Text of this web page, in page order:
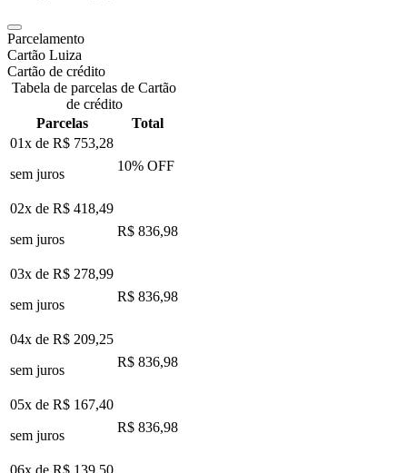
Parcelamento
Cartão Luiza
Cartão de crédito
Tabela de parcelas de Cartão
de crédito
Parcelas
Total
01x de R$ 753,28
sem juros
10% OFF
02x de R$ 418,49
sem juros
R$ 836,98
03x de R$ 278,99
sem juros
R$ 836,98
04x de R$ 209,25
sem juros
R$ 836,98
05x de R$ 167,40
sem juros
R$ 836,98
06x de R$ 139,50